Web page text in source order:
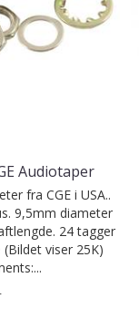
Audiotaper
fra CGE i USA..
9,5mm diameter
24 tagger
viser 25K)